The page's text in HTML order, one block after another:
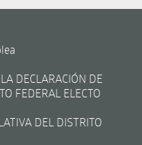
DECLARACIÓN DE
FEDERAL ELECTO
DEL DISTRITO